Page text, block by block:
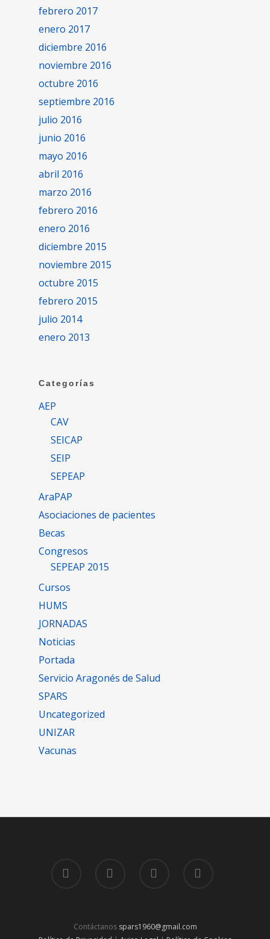
febrero 2017
enero 2017
diciembre 2016
noviembre 2016
octubre 2016
septiembre 2016
julio 2016
junio 2016
mayo 2016
abril 2016
marzo 2016
febrero 2016
enero 2016
diciembre 2015
noviembre 2015
octubre 2015
febrero 2015
julio 2014
enero 2013
Categorías
AEP
CAV
SEICAP
SEIP
SEPEAP
AraPAP
Asociaciones de pacientes
Becas
Congresos
SEPEAP 2015
Cursos
HUMS
JORNADAS
Noticias
Portada
Servicio Aragonés de Salud
SPARS
Uncategorized
UNIZAR
Vacunas
Contáctanos spars1960@gmail.com